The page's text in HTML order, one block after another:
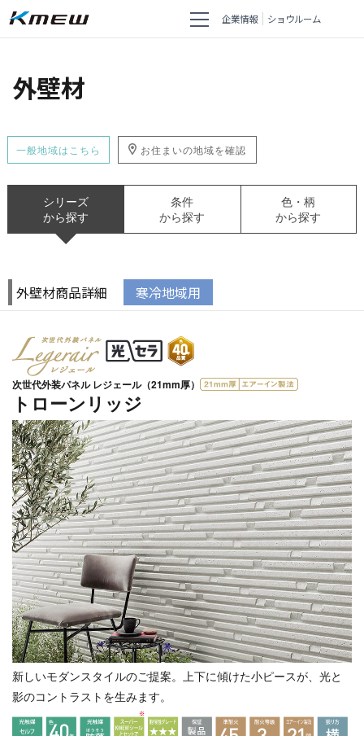
企業情報 ショウルーム
外壁材
一般地域はこちら お住まいの地域を確認
シリーズ
から探す
条件
から探す
色・柄
から探す
外壁材商品詳細 寒冷地域用
次世代外装パネル レジェール（21mm厚）
トローンリッジ
新しいモダンスタイルのご提案。上下に傾けた小ピースが、光と
影のコントラストを生みます。